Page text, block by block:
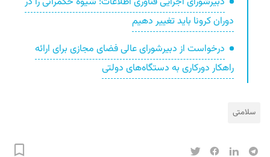
دوران کرونا باید تغییر دهیم
درخواست از دبیرشورای عالی فضای مجازی برای ارائه
راهکار دورکاری به دستگاه‌های دولتی
سلامتی